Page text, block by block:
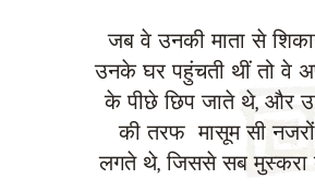
जब वे उनकी माता से
उनके घर पहुंचती थीं तो वे
के पीछे छिप जाते थे, और
की तरफ मासूम सी
लगते थे, जिससे सब मुस्करा